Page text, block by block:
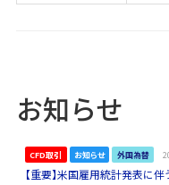
お知らせ
CFD取引 お知らせ 外国為替
【重要】米国雇用統計発表に